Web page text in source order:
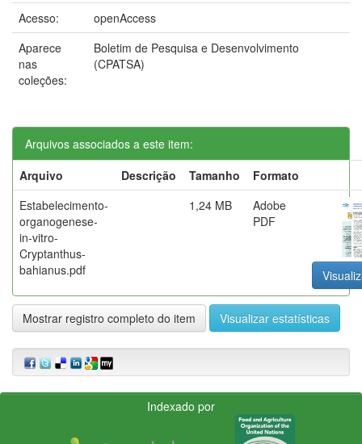
Acesso:
openAccess
Aparece
nas
coleções:
Boletim de Pesquisa e Desenvolvimento
(CPATSA)
Arquivos associados a este item:
Arquivo
Descrição Tamanho
Formato
Estabelecimento-
organogenese-
in-vitro-
Cryptanthus-
bahianus.pdf
1,24 MB
Adobe
PDF
Mostrar registro completo do item Visualizar estatísticas
Indexado por